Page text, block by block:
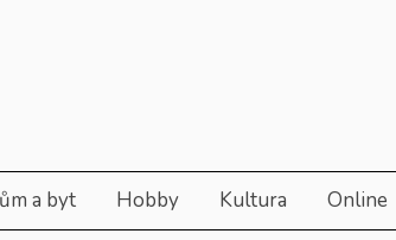
a byt Hobby Kultura Online